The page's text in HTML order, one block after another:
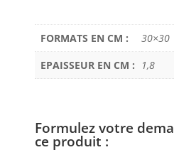
FORMATS EN CM :
30×30
EPAISSEUR EN CM :
1,8
Formulez votre
ce produit :